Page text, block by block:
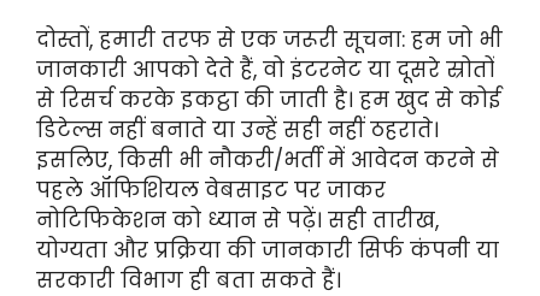
दोस्तों, हमारी तरफ से एक जरूरी सूचना: हम जो भी
जानकारी आपको देते हैं, वो इंटरनेट या दूसरे स्रोतों
से रिसर्च करके इकट्ठा की जाती है। हम खुद से कोई
डिटेल्स नहीं बनाते या उन्हें सही नहीं ठहराते।
इसलिए, किसी भी नौकरी/भर्ती में आवेदन करने से
पहले ऑफिशियल वेबसाइट पर जाकर
नोटिफिकेशन को ध्यान से पढ़ें। सही तारीख,
योग्यता और प्रक्रिया की जानकारी सिर्फ कंपनी या
सरकारी विभाग ही बता सकते हैं।